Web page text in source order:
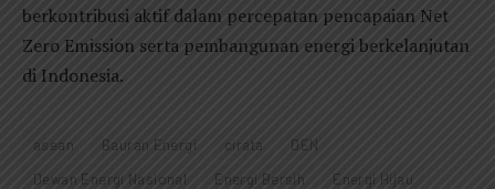
berkontribusi aktif dalam percepatan pencapaian Net
Zero Emission serta pembangunan energi berkelanjutan
di Indonesia.
asean Bauran Energi cirata
DEN
Dewan Energi Nasional
Energi Bersih
Energi Hijau